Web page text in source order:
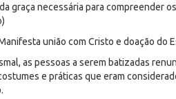
graça necessária para compreender
união com Cristo e doação do
as pessoas a serem batizadas
e práticas que eram